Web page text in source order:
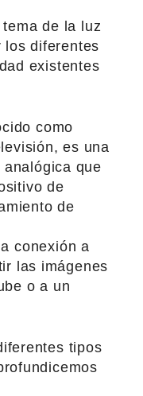
de la luz
los diferentes
existentes
como
es una
que
de
de
conexión a
las imágenes
o a un
tipos